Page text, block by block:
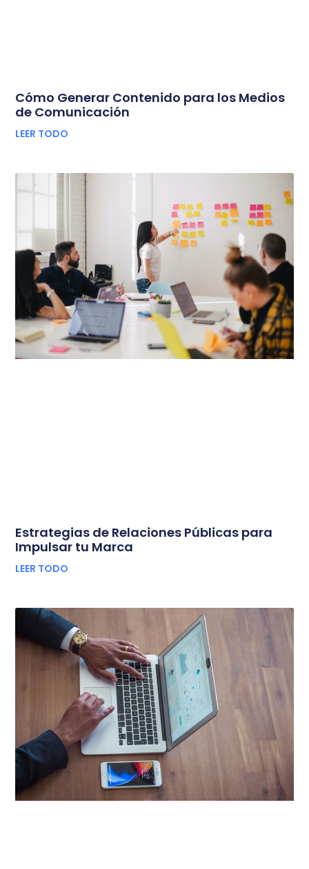
Cómo Generar Contenido para los Medios
de Comunicación
LEER TODO
Estrategias de Relaciones Públicas para
Impulsar tu Marca
LEER TODO